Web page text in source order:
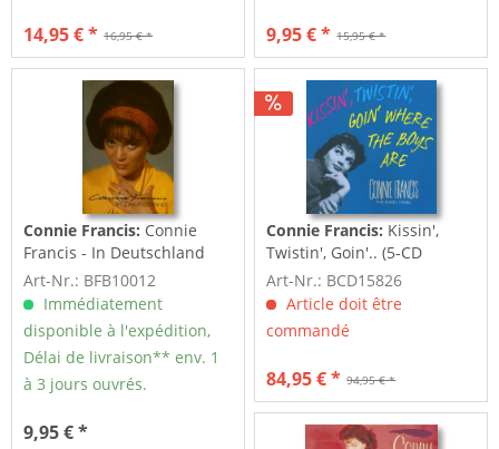
16,95 € *
14,95 € * 15,95 € *
9,95 € *
Connie Francis: Connie
Francis - In Deutschland
mit Ausflügen...
Art-Nr.: BFB10012
Immédiatement
disponible à l'expédition,
Délai de livraison** env. 1
à 3 jours ouvrés.
9,95 € *
Connie Francis: Kissin',
Twistin', Goin'.. (5-CD
Deluxe Box Set)
Art-Nr.: BCD15826
Article doit être
commandé
94,95 € *
84,95 € *